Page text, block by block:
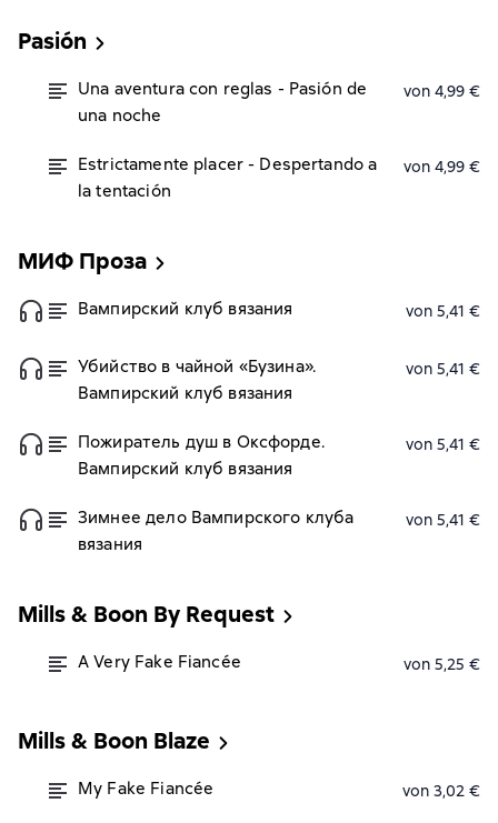
Pasión
Una aventura con reglas - Pasión de
una noche
von 4,99 €
Estrictamente placer - Despertando a
la tentación
von 4,99 €
МИФ Проза
Вампирский клуб вязания von 5,41 €
Убийство в чайной «Бузина».
Вампирский клуб вязания
von 5,41 €
Пожиратель душ в Оксфорде.
Вампирский клуб вязания
von 5,41 €
Зимнее дело Вампирского клуба
вязания
von 5,41 €
Mills & Boon By Request
A Very Fake Fiancée von 5,25 €
Mills & Boon Blaze
My Fake Fiancée von 3,02 €